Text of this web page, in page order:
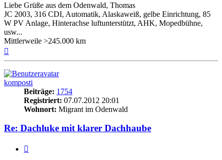
Liebe Grüße aus dem Odenwald, Thomas
JC 2003, 316 CDI, Automatik, Alaskaweiß, gelbe Einrichtung, 85
W PV Anlage, Hinterachse luftunterstützt, AHK, Mopedbühne,
usw...
Mittlerweile >245.000 km
komposti
Beiträge: 1754
Registriert: 07.07.2012 20:01
Wohnort: Migrant im Odenwald
Re: Dachluke mit klarer Dachhaube